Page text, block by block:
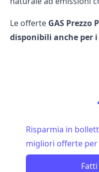
Le offerte GAS Prezzo
disponibili anche per
Risparmia in
migliori offerte per